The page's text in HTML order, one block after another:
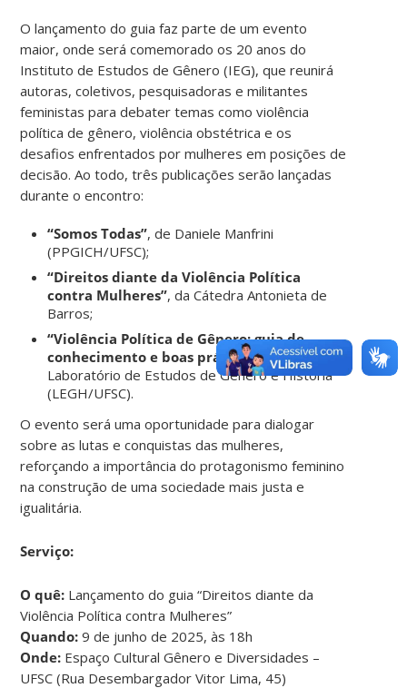
O lançamento do guia faz parte de um evento
maior, onde será comemorado os 20 anos do
Instituto de Estudos de Gênero (IEG), que reunirá
autoras, coletivos, pesquisadoras e militantes
feministas para debater temas como violência
política de gênero, violência obstétrica e os
desafios enfrentados por mulheres em posições de
decisão. Ao todo, três publicações serão lançadas
durante o encontro:
“Somos Todas”, de Daniele Manfrini
(PPGICH/UFSC);
“Direitos diante da Violência Política
contra Mulheres”, da Cátedra Antonieta de
Barros;
“Violência Política de Gênero: guia de
conhecimento e boas práticas”, do
Laboratório de Estudos de Gênero e História
(LEGH/UFSC).
O evento será uma oportunidade para dialogar
sobre as lutas e conquistas das mulheres,
reforçando a importância do protagonismo feminino
na construção de uma sociedade mais justa e
igualitária.
Serviço:
O quê: Lançamento do guia “Direitos diante da
Violência Política contra Mulheres”
Quando: 9 de junho de 2025, às 18h
Onde: Espaço Cultural Gênero e Diversidades –
UFSC (Rua Desembargador Vitor Lima, 45)